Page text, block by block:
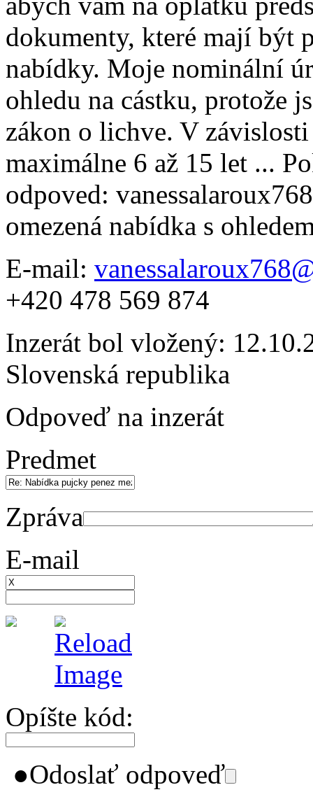
dokumenty, které mají být
nabídky. Moje nominální
ohledu na cástku, protože
zákon o lichve. V
maximálne 6 až 15 let ...
odpoved:
omezená nabídka s
E-mail:
+420 478 569 874
Inzerát bol vložený:
Slovenská republika
Odpoveď na inzerát
Predmet
Zpráva
E-mail
Opíšte kód:
●Odoslať odpoveď